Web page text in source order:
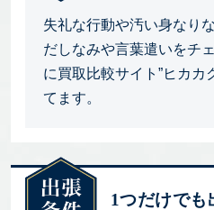
失礼な行動や汚い身なり
だしなみや言葉遣いをチ
に買取比較サイト”ヒカカ
てます。
1つだけでも